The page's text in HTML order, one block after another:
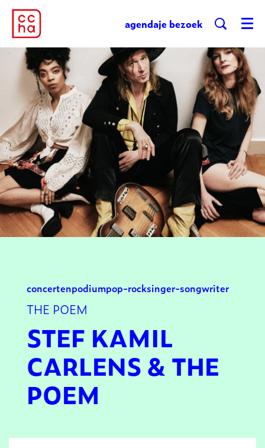
agendaje bezoek Menu
concertenpodiumpop-rocksinger-songwriter
THE POEM
STEF KAMIL
CARLENS & THE
POEM